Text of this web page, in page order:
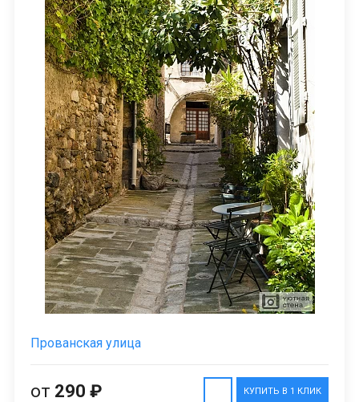
Прованская улица
КУПИТЬ В 1 КЛИК
от 290 ₽